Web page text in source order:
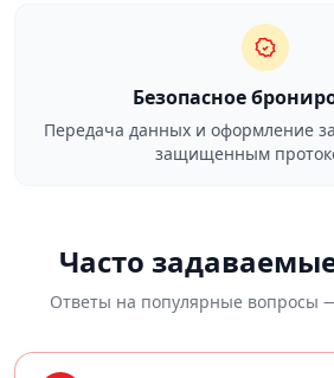
Безопасное
Передача данных и оформление
защищенным
Часто
Ответы на популярные вопросы